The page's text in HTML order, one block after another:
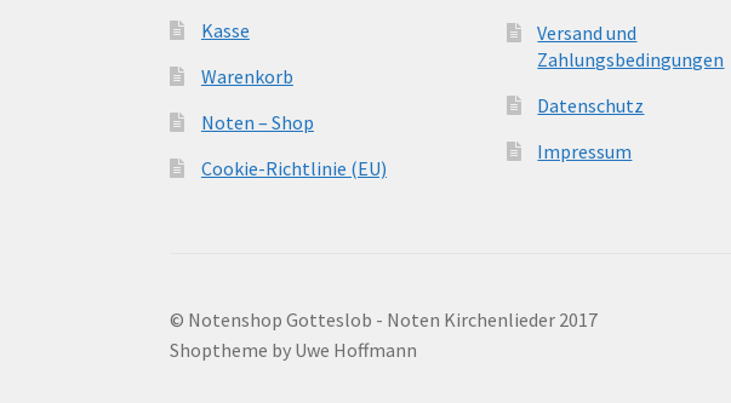
Kasse
Warenkorb
Noten – Shop
Cookie-Richtlinie (EU)
Versand und
Zahlungsbedingungen
Datenschutz
Impressum
© Notenshop Gotteslob - Noten Kirchenlieder 2017
Shoptheme by Uwe Hoffmann